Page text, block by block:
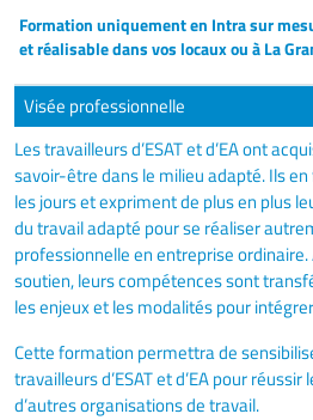
Formation uniquement en Intra sur
et réalisable dans vos locaux ou à La
Visée professionnelle
Les travailleurs d’ESAT et d’EA ont
savoir-être dans le milieu adapté. Ils
les jours et expriment de plus en plus
du travail adapté pour se réaliser
professionnelle en entreprise
soutien, leurs compétences sont
les enjeux et les modalités pour
Cette formation permettra de
travailleurs d’ESAT et d’EA pour
d’autres organisations de travail.